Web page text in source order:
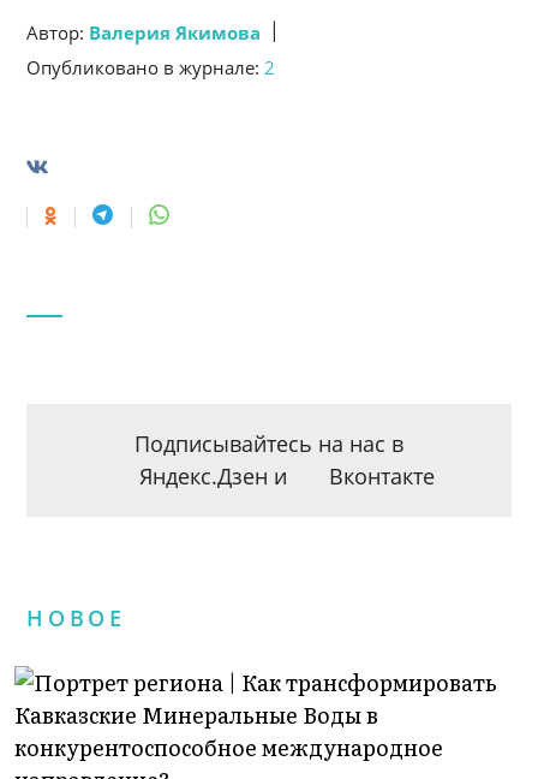
Автор: Валерия Якимова |
Опубликовано в журнале:2
Подписывайтесь на нас в
Яндекс.Дзен и Вконтакте
НОВОЕ